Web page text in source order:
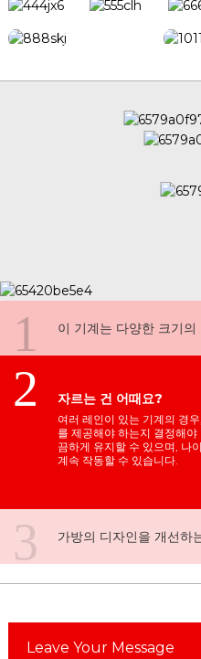
1 이 기계는 다양한 크기
2 자르는 건 어때요?
여러 레인이 있는 기계의 경
를 제공해야 하는지 결정해
끔하게 유지할 수 있으며, 나
계속 작동할 수 있습니다.
3 가방의 디자인을 개선하
Leave Your Message